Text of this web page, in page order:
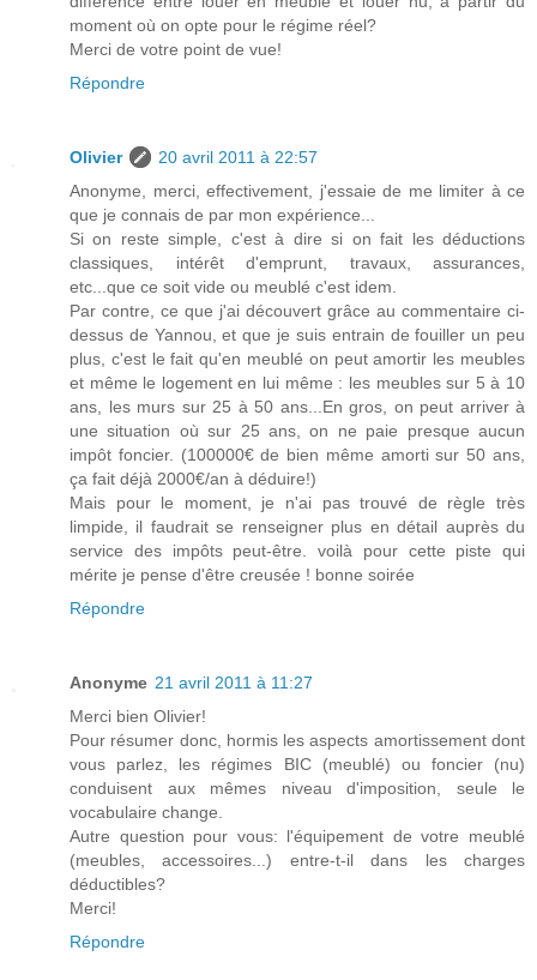
moment où on opte pour le régime réel?
Merci de votre point de vue!
Répondre
Olivier
20 avril 2011 à 22:57
Anonyme, merci, effectivement, j'essaie de me limiter à ce
que je connais de par mon expérience...
Si on reste simple, c'est à dire si on fait les déductions
classiques, intérêt d'emprunt, travaux, assurances,
etc...que ce soit vide ou meublé c'est idem.
Par contre, ce que j'ai découvert grâce au commentaire ci-
dessus de Yannou, et que je suis entrain de fouiller un peu
plus, c'est le fait qu'en meublé on peut amortir les meubles
et même le logement en lui même : les meubles sur 5 à 10
ans, les murs sur 25 à 50 ans...En gros, on peut arriver à
une situation où sur 25 ans, on ne paie presque aucun
impôt foncier. (100000€ de bien même amorti sur 50 ans,
ça fait déjà 2000€/an à déduire!)
Mais pour le moment, je n'ai pas trouvé de règle très
limpide, il faudrait se renseigner plus en détail auprès du
service des impôts peut-être. voilà pour cette piste qui
mérite je pense d'être creusée ! bonne soirée
Répondre
Anonyme 21 avril 2011 à 11:27
Merci bien Olivier!
Pour résumer donc, hormis les aspects amortissement dont
vous parlez, les régimes BIC (meublé) ou foncier (nu)
conduisent aux mêmes niveau d'imposition, seule le
vocabulaire change.
Autre question pour vous: l'équipement de votre meublé
(meubles, accessoires...) entre-t-il dans les charges
déductibles?
Merci!
Répondre